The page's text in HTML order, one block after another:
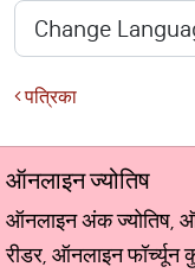
पत्रिका
ऑनलाइन ज्योतिष
ऑनलाइन अंक ज्योतिष,
रीडर, ऑनलाइन